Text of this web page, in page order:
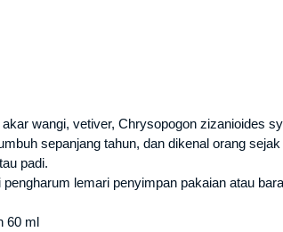
wangi, vetiver, Chrysopogon zizanioides
sepanjang tahun, dan dikenal orang
padi.
lemari penyimpan pakaian atau
60 ml